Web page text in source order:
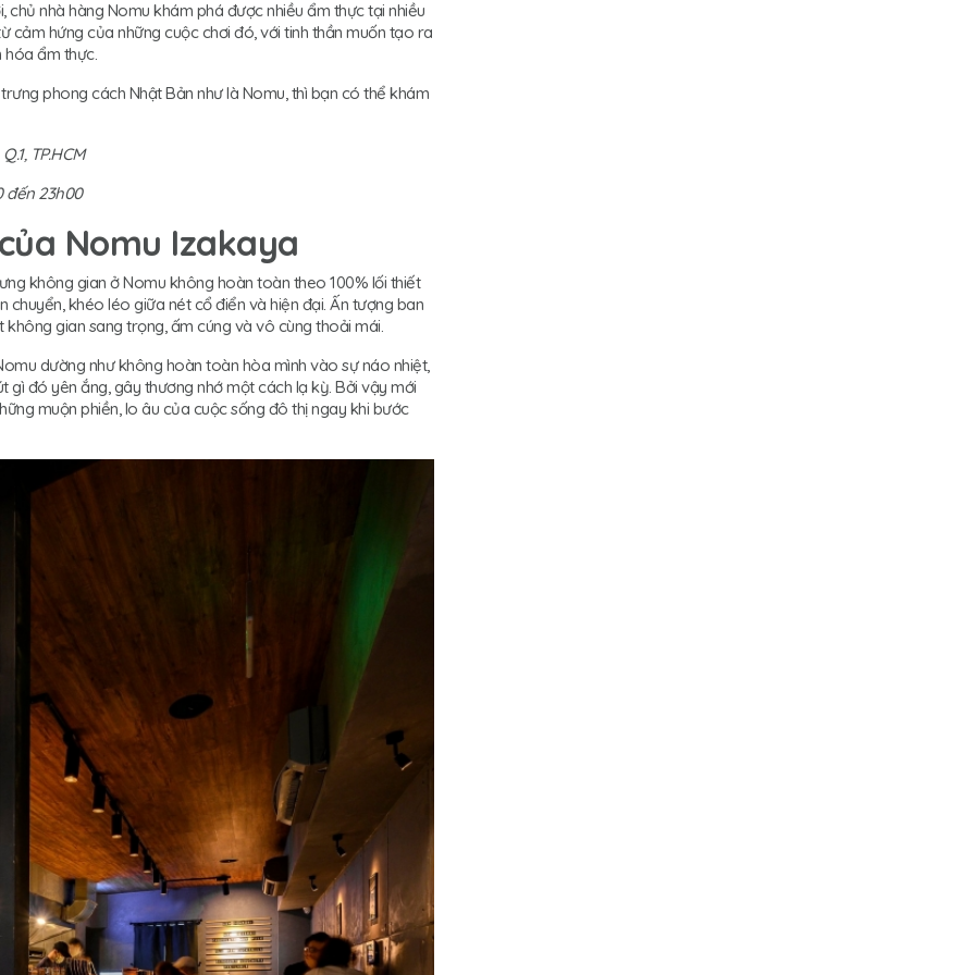
nhà hàng Nomu khám phá được nhiều ẩm thực tại nhiều
cảm hứng của những cuộc chơi đó, với tinh thần muốn tạo ra
hóa ẩm thực.
phong cách Nhật Bản như là Nomu, thì bạn có thể khám
TP.HCM
đến 23h00
Nomu Izakaya
không gian ở Nomu không hoàn toàn theo 100% lối thiết
chuyển, khéo léo giữa nét cổ điển và hiện đại. Ấn tượng ban
gian sang trọng, ấm cúng và vô cùng thoải mái.
dường như không hoàn toàn hòa mình vào sự náo nhiệt,
gì đó yên ắng, gây thương nhớ một cách lạ kỳ. Bởi vậy mới
muộn phiền, lo âu của cuộc sống đô thị ngay khi bước